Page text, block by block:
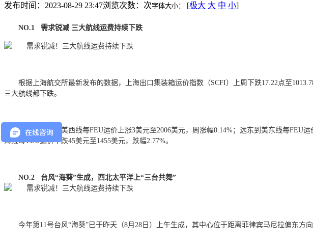
发布时间：2023-08-29 23:47浏览次数： 次字体大小： [极大 大 中 小]
NO.1 需求锐减 三大航线运费持续下跌
根据上海航交所最新发布的数据，上海出口集装箱运价指数（SCFI）上周下跌17.22点至
三大航线都下跌。
其中，远东到美西线每FEU运价上涨3美元至2006美元，周涨幅0.14%；远东到美东线每FEU
海线每TEU运价下跌45美元至1455美元，跌幅2.77%。
NO.2 台风“海葵”生成，西北太平洋上“三台共舞”
今年第11号台风“海葵”已于昨天（8月28日）上午生成，其中心位于距离菲律宾马尼拉偏东方